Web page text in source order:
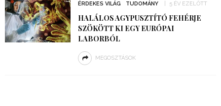
ÉRDEKES VILÁG TUDOMÁNY 5 ÉV EZELŐTT
HALÁLOS AGYPUSZTÍTÓ FEHÉRJE
SZÖKÖTT KI EGY EURÓPAI
LABORBÓL
MEGOSZTÁSOK